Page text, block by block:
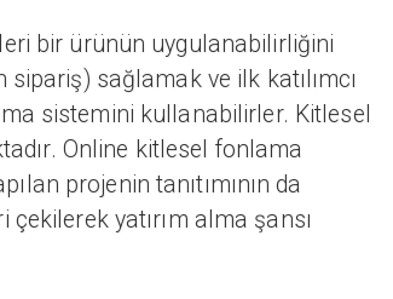
bir ürünün uygulanabilirliğini
sağlamak ve ilk katılımcı
sistemini kullanabilirler. Kitlesel
Online kitlesel fonlama
projenin tanıtımının da
yatırım alma şansı